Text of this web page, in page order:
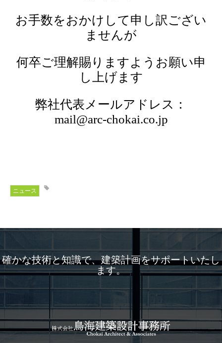
お手数をおかけして申し訳ござい
ませんが
何卒ご理解賜りますようお願い申
し上げます
弊社代表メールアドレス：
mail@arc-chokai.co.jp
ニュース
確かな技術と知識で、建築計画をサポートいたし
ます。